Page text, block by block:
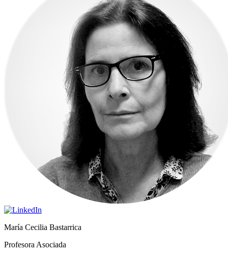
María Cecilia Bastarrica
Profesora Asociada